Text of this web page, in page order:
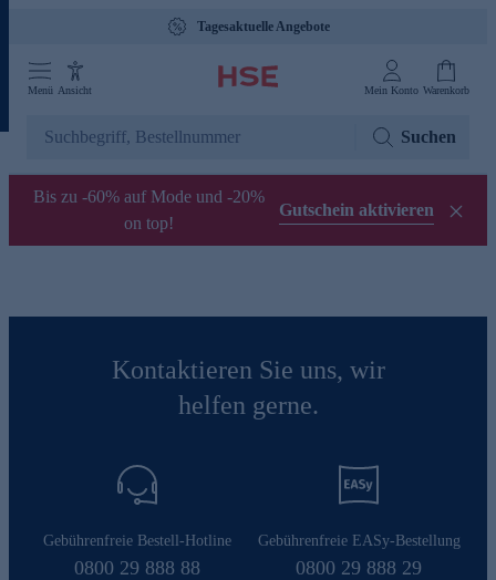
Tagesaktuelle Angebote
Menü Ansicht Mein Konto Warenkorb
Suchen
Bis zu -60% auf Mode und -20%
on top!
Gutschein aktivieren
Kontaktieren Sie uns, wir
helfen gerne.
Gebührenfreie Bestell-Hotline
0800 29 888 88
Gebührenfreie EASy-Bestellung
0800 29 888 29